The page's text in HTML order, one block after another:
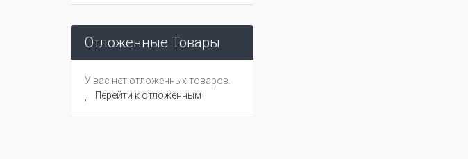
Отложенные Товары
У вас нет отложенных товаров.
Перейти к отложенным